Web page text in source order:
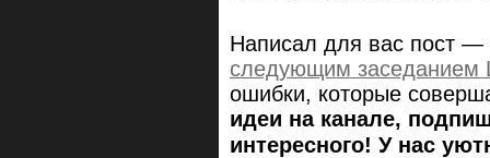
Написал для вас пост —
следующим заседанием
ошибки, которые
идеи на канале,
интересного! У нас